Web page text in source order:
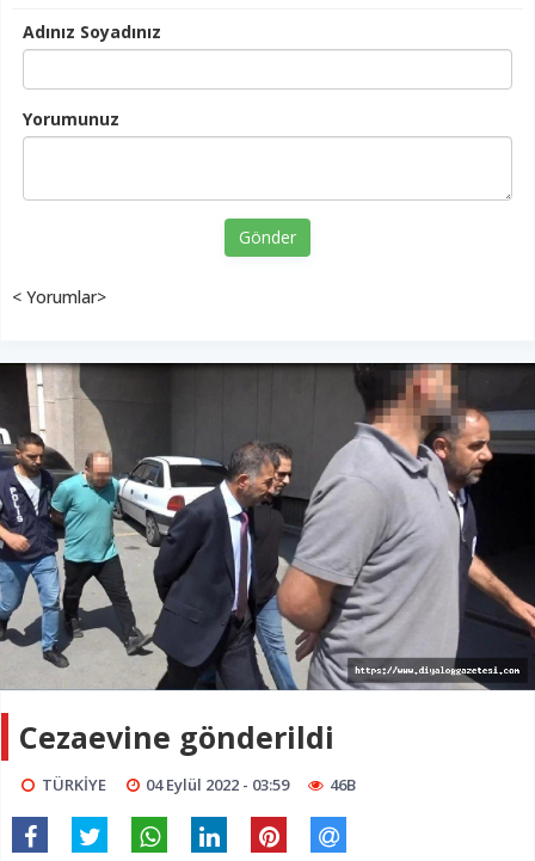
Adınız Soyadınız
Yorumunuz
Gönder
< Yorumlar>
Cezaevine gönderildi
TÜRKİYE 04 Eylül 2022 - 03:59 46B